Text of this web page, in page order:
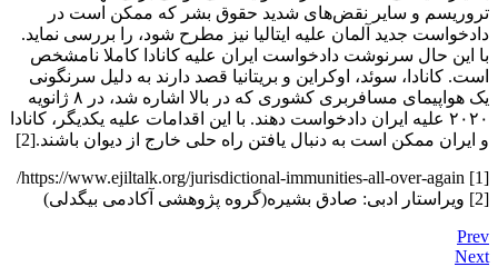
تروریسم و سایر نقض‌های شدید حقوق بشر که ممکن است در
دادخواست جدید آلمان علیه ایتالیا نیز مطرح شود، را بررسی نماید.
با این حال سرنوشت دادخواست ایران علیه کانادا کاملا نامشخص
است. کانادا، سوئد، اوکراین و بریتانیا قصد دارند به دلیل سرنگونی
یک هواپیمای مسافربری کشوری که در بالا اشاره شد، در ۸ ژانویه
۲۰۲۰ علیه ایران دادخواست دهند. با این اقدامات علیه یکدیگر، کانادا
و ایران ممکن است به دنبال یافتن راه حلی خارج از دیوان باشند.[2]
[1] https://www.ejiltalk.org/jurisdictional-immunities-all-over-again/
[2] ویراستار ادبی: صادق بشیره(گروه پژوهشی آکادمی بیگدلی)
Prev
Next